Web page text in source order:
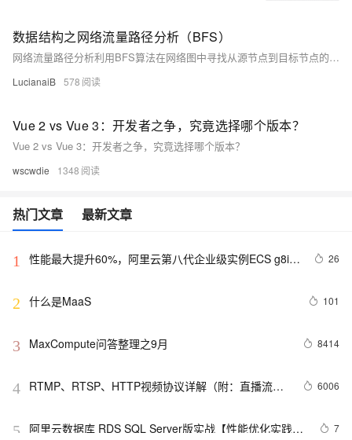
数据结构之网络流量路径分析（BFS）
网络流量路径分析利用BFS算法在网络图中寻找从源节点到目标节点的最短路径，帮助识别网络瓶颈、优化数据流，提升网络性能。本示例通过构建一个无向图，展示了如何使用BFS算法进行路径分析，找到从节点0到节点5的有效路径，验证了算法的实用性和有效性。
LucianaiB 578
Vue 2 vs Vue 3：开发者之争，究竟选择哪个版本？
Vue 2 vs Vue 3：开发者之争，究竟选择哪个版本？
wscwdie 1348
热门文章 最新文章
1
性能最大提升60%，阿里云第八代企业级实例ECS g8i正
26
2 什么是MaaS 101
3 MaxCompute问答整理之9月 8414
4 RTMP、RTSP、HTTP视频协议详解（附：直播流地
6006
5
阿里云数据库 RDS SQL Server版实战【性能优化实践、
7